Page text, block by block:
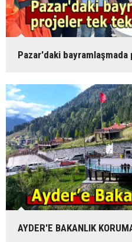
Pazar'daki bayramlaşmada
AYDER'E BAKANLIK